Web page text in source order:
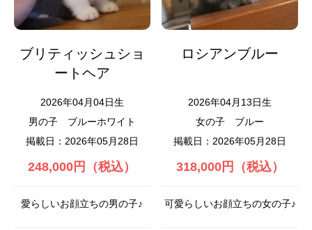
ブリティッシュショ
ートヘア
2026年04月04日生
男の子
ブルーホワイト
掲載日：2026年05月28日
248,000円（税込）
愛らしいお顔立ちの男の子♪
ロシアンブルー
2026年04月13日生
女の子
ブルー
掲載日：2026年05月28日
318,000円（税込）
可愛らしいお顔立ちの女の子♪